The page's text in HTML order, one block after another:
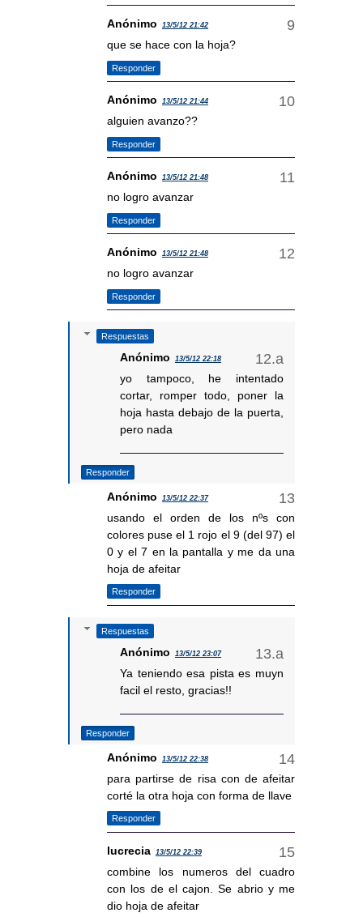
Anónimo 13/5/12 21:42
que se hace con la hoja?
Responder
Anónimo 13/5/12 21:44
alguien avanzo??
Responder
Anónimo 13/5/12 21:48
no logro avanzar
Responder
Anónimo 13/5/12 21:48
no logro avanzar
Responder
Respuestas
Anónimo 13/5/12 22:18
yo tampoco, he intentado
cortar, romper todo, poner la
hoja hasta debajo de la puerta,
pero nada
Responder
Anónimo 13/5/12 22:37
usando el orden de los nºs con
colores puse el 1 rojo el 9 (del 97) el
0 y el 7 en la pantalla y me da una
hoja de afeitar
Responder
Respuestas
Anónimo 13/5/12 23:07
Ya teniendo esa pista es muyn
facil el resto, gracias!!
Responder
Anónimo 13/5/12 22:38
para partirse de risa con de afeitar
corté la otra hoja con forma de llave
Responder
lucrecia 13/5/12 22:39
combine los numeros del cuadro
con los de el cajon. Se abrio y me
dio hoja de afeitar